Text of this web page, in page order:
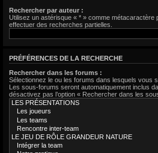
Rechercher par auteur :
Utilisez un astérisque « * » comme métacaractère
effectuer des recherches partielles.
PRÉFÉRENCES DE LA RECHERCHE
Rechercher dans les forums :
Sélectionnez le ou les forums dans lesquels vous
Les sous-forums seront automatiquement inclus
désactivez pas l’option « Rechercher dans les